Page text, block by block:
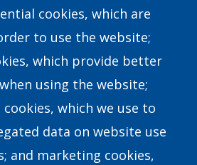
cookies, which are
to use the website;
which provide better
using the website;
which we use to
data on website use
and marketing cookies,